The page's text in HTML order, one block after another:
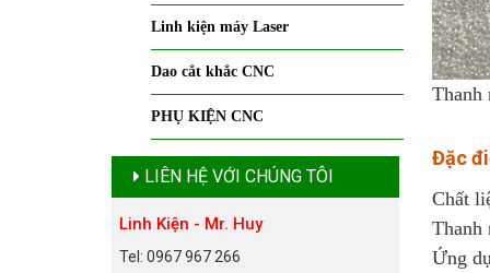
Linh kiện máy Laser
Dao cắt khắc CNC
PHỤ KIỆN CNC
LIÊN HỆ VỚI CHÚNG TÔI
Linh Kiện - Mr. Huy
Tel: 0967 967 266
Thanh
Đặc
Chất
Thanh
Ứng